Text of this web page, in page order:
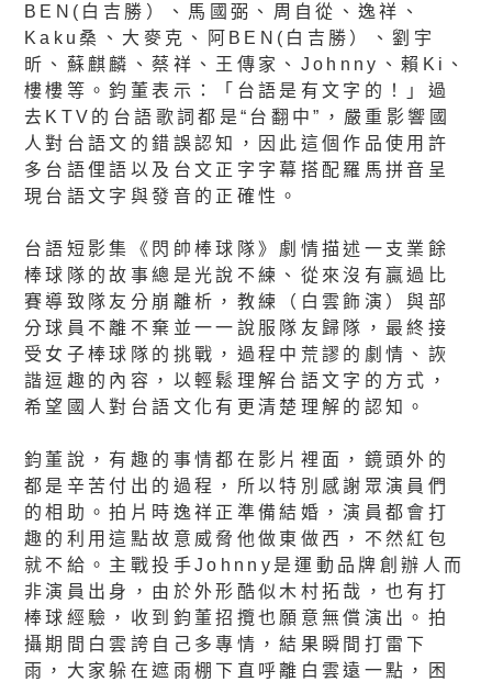
BEN(白吉勝）、馬國弼、周自從、逸祥、
Kaku桑、大麥克、阿BEN(白吉勝）、劉宇
昕、蘇麒麟、蔡祥、王傳家、Johnny、賴Ki、
樓樓等。鈞董表示：「台語是有文字的！」過
去KTV的台語歌詞都是“台翻中”，嚴重影響國
人對台語文的錯誤認知，因此這個作品使用許
多台語俚語以及台文正字字幕搭配羅馬拼音呈
現台語文字與發音的正確性。
台語短影集《閃帥棒球隊》劇情描述一支業餘
棒球隊的故事總是光說不練、從來沒有贏過比
賽導致隊友分崩離析，教練（白雲飾演）與部
分球員不離不棄並一一說服隊友歸隊，最終接
受女子棒球隊的挑戰，過程中荒謬的劇情、詼
諧逗趣的內容，以輕鬆理解台語文字的方式，
希望國人對台語文化有更清楚理解的認知。
鈞董說，有趣的事情都在影片裡面，鏡頭外的
都是辛苦付出的過程，所以特別感謝眾演員們
的相助。拍片時逸祥正準備結婚，演員都會打
趣的利用這點故意威脅他做東做西，不然紅包
就不給。主戰投手Johnny是運動品牌創辦人而
非演員出身，由於外形酷似木村拓哉，也有打
棒球經驗，收到鈞董招攬也願意無償演出。拍
攝期間白雲誇自己多專情，結果瞬間打雷下
雨，大家躲在遮雨棚下直呼離白雲遠一點，困